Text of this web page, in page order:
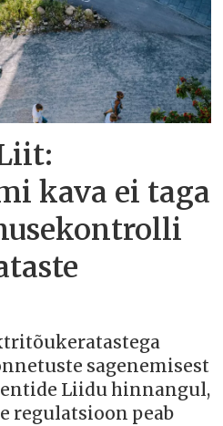
kava ei taga
sagenemisest
Liidu hinnangul,
regulatsioon peab